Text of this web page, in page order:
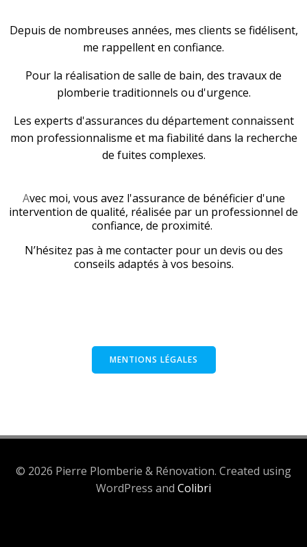
Depuis de nombreuses années, mes clients se fidélisent,
me rappellent en confiance.
Pour la réalisation de salle de bain, des travaux de
plomberie traditionnels ou d'urgence.
Les experts d'assurances du département connaissent
mon professionnalisme et ma fiabilité dans la recherche
de fuites complexes.
Avec moi, vous avez l'assurance de bénéficier d'une
intervention de qualité, réalisée par un professionnel de
confiance, de proximité.
N’hésitez pas à me contacter pour un devis ou des
conseils adaptés à vos besoins.
MENTIONS LÉGALES
© 2026 Pierre Plomberie & Rénovation. Created using
WordPress and Colibri